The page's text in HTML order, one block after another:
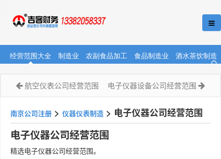
经营范围大全 制造业 农副食品加工 食品制造业 酒水茶饮制造
航空仪表公司经营范围 电子仪器设备公司经营范围
南京公司注册 > 仪器仪表制造 > 电子仪器公司经营范围
电子仪器公司经营范围
精选电子仪器公司经营范围。